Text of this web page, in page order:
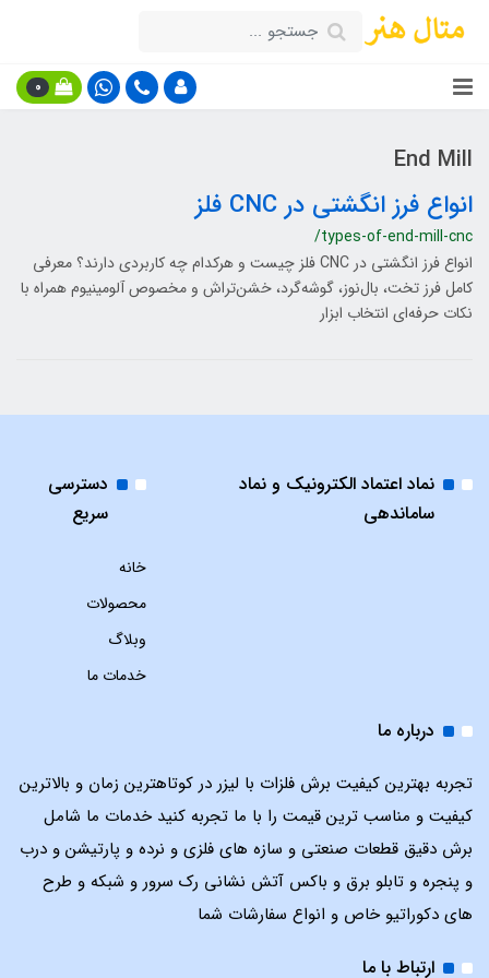
0
End Mill
انواع فرز انگشتی در CNC فلز
/types-of-end-mill-cnc
انواع فرز انگشتی در CNC فلز چیست و هرکدام چه کاربردی دارند؟ معرفی
کامل فرز تخت، بال‌نوز، گوشه‌گرد، خشن‌تراش و مخصوص آلومینیوم همراه با
نکات حرفه‌ای انتخاب ابزار
نماد اعتماد الکترونیک و نماد
ساماندهی
دسترسی
سریع
خانه
محصولات
وبلاگ
خدمات ما
درباره ما
تجربه بهترین کیفیت برش فلزات با لیزر در کوتاهترین زمان و بالاترین
کیفیت و مناسب ترین قیمت را با ما تجربه کنید خدمات ما شامل
برش دقیق قطعات صنعتی و سازه های فلزی و نرده و پارتیشن و درب
و پنجره و تابلو برق و باکس آتش نشانی رک سرور و شبکه و طرح
های دکوراتیو خاص و انواع سفارشات شما
ارتباط با ما